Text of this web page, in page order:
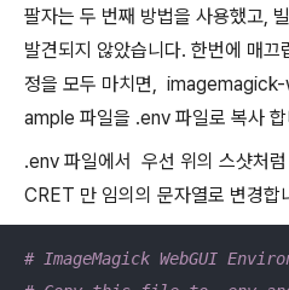
팔자는 두 번째 방법을 사용했고,
발견되지 않았습니다. 한번에 매
정을 모두 마치면,
ample 파일을 .env 파일로 복사 합
.env 파일에서 우선 위의 스샷처
CRET 만 임의의 문자열로 변경합
# ImageMagick WebGUI